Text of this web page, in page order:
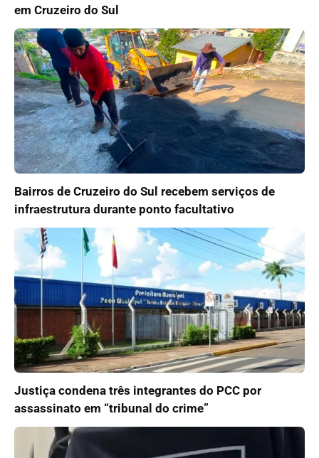
em Cruzeiro do Sul
Bairros de Cruzeiro do Sul recebem serviços de
infraestrutura durante ponto facultativo
Justiça condena três integrantes do PCC por
assassinato em “tribunal do crime”